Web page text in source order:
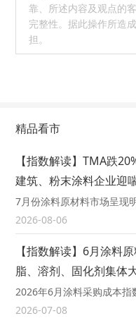
靠、所述内容及观点的
完整性。据此操作所造
担。
精品看市
【指数解读】TMA跌
建筑、粉末涂料企业迎
7月份涂料原材料市场呈现
2026-08-06
【指数解读】6月涂料
脂、溶剂、固化剂集体
2026年6月涂料采购成本指
2026-07-08